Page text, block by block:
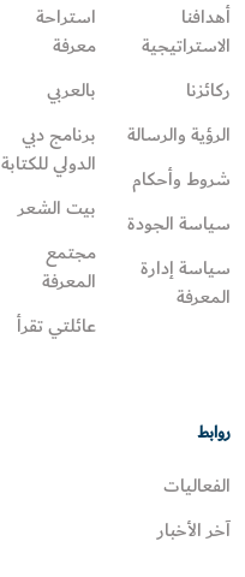
أهدافنا
الاستراتيجية
ركائزنا
الرؤية والرسالة
شروط وأحكام
سياسة الجودة
سياسة إدارة
المعرفة
استراحة
معرفة
بالعربي
برنامج دبي
الدولي للكتابة
بيت الشعر
مجتمع
المعرفة
عائلتي تقرأ‎
روابط
الفعاليات
آخر الأخبار